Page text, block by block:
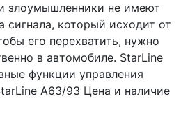
злоумышленники не имеют
сигнала, который исходит от
его перехватить, нужно
в автомобиле. StarLine
функции управления
A63/93 Цена и наличие